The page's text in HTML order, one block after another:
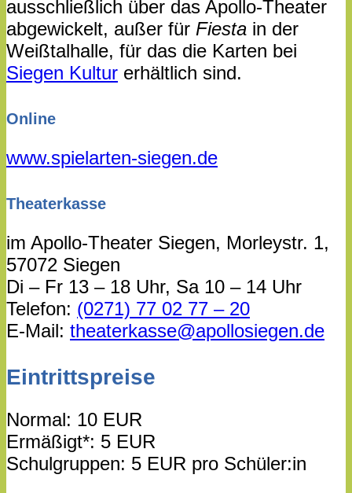
ausschließlich über das Apollo-Theater
abgewickelt, außer für Fiesta in der
Weißtalhalle, für das die Karten bei
Siegen Kultur erhältlich sind.
Online
www.spielarten-siegen.de
Theaterkasse
im Apollo-Theater Siegen, Morleystr. 1,
57072 Siegen
Di – Fr 13 – 18 Uhr, Sa 10 – 14 Uhr
Telefon: (0271) 77 02 77 – 20
E-Mail: theaterkasse@apollosiegen.de
Eintrittspreise
Normal: 10 EUR
Ermäßigt*: 5 EUR
Schulgruppen: 5 EUR pro Schüler:in